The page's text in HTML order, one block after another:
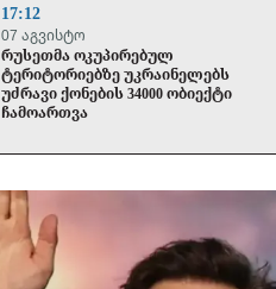
17:12
07 აგვისტო
რუსეთმა ოკუპირებულ
ტერიტორიებზე უკრაინელებს
უძრავი ქონების 34000 ობიექტი
ჩამოართვა